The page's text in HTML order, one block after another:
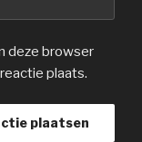
deze browser
plaats.